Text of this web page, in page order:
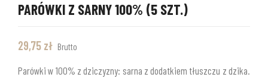
PARÓWKI Z SARNY 100% (5 SZT.)
29,75 zł Brutto
Parówki w 100% z dziczyzny: sarna z dodatkiem tłuszczu z dzika.